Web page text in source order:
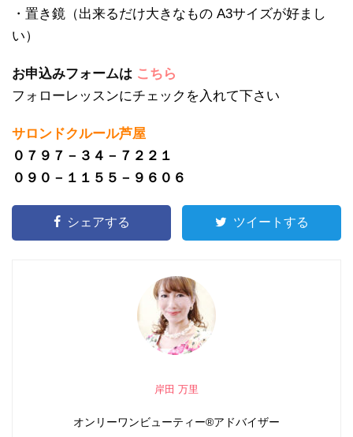
・置き鏡（出来るだけ大きなもの A3サイズが好まし
い）
お申込みフォームは こちら
フォローレッスンにチェックを入れて下さい
サロンドクルール芦屋
０７９７－３４－７２２１
０９０－１１５５－９６０６
シェアする ツイートする
岸田 万里
オンリーワンビューティー®アドバイザー